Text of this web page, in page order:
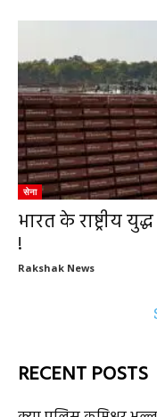
सेना
भारत के राष्ट्रीय
!
Rakshak News
RECENT POSTS